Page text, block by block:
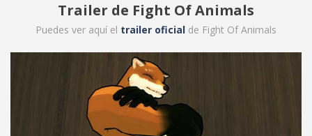
Trailer de Fight Of Animals
Puedes ver aquí el trailer oficial de Fight Of Animals